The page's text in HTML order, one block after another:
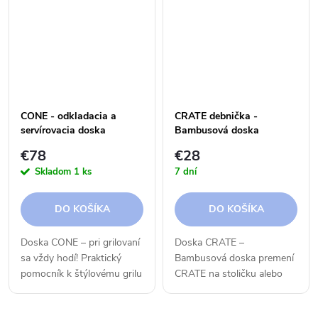
CONE - odkladacia a
servírovacia doska
€78
Skladom 1 ks
DO KOŠÍKA
Doska CONE – pri grilovaní
sa vždy hodí! Praktický
pomocník k štýlovému grilu
CRATE debnička -
Bambusová doska
€28
7 dní
DO KOŠÍKA
Doska CRATE –
Bambusová doska premení
CRATE na stoličku alebo